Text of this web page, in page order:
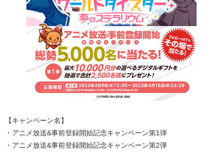
【キャンペーン名】
・アニメ放送&事前登録開始記念キャンペーン第1弾
・アニメ放送&事前登録開始記念キャンペーン第2弾